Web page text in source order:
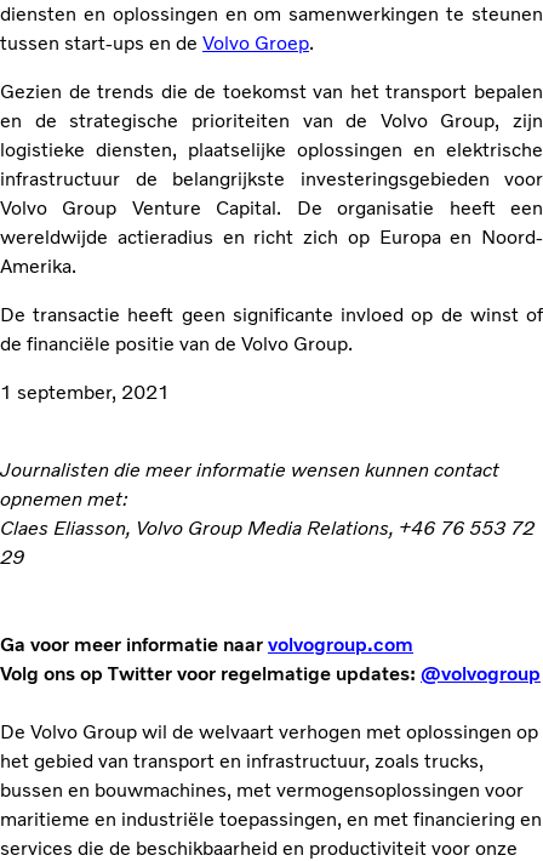
diensten en oplossingen en om samenwerkingen te steunen
tussen start-ups en de Volvo Groep.
Gezien de trends die de toekomst van het transport bepalen
en de strategische prioriteiten van de Volvo Group, zijn
logistieke diensten, plaatselijke oplossingen en elektrische
infrastructuur de belangrijkste investeringsgebieden voor
Volvo Group Venture Capital. De organisatie heeft een
wereldwijde actieradius en richt zich op Europa en Noord-
Amerika.
De transactie heeft geen significante invloed op de winst of
de financiële positie van de Volvo Group.
1 september, 2021
Journalisten die meer informatie wensen kunnen contact
opnemen met:
Claes Eliasson, Volvo Group Media Relations, +46 76 553 72
29
Ga voor meer informatie naar volvogroup.com
Volg ons op Twitter voor regelmatige updates: @volvogroup
De Volvo Group wil de welvaart verhogen met oplossingen op
het gebied van transport en infrastructuur, zoals trucks,
bussen en bouwmachines, met vermogensoplossingen voor
maritieme en industriële toepassingen, en met financiering en
services die de beschikbaarheid en productiviteit voor onze